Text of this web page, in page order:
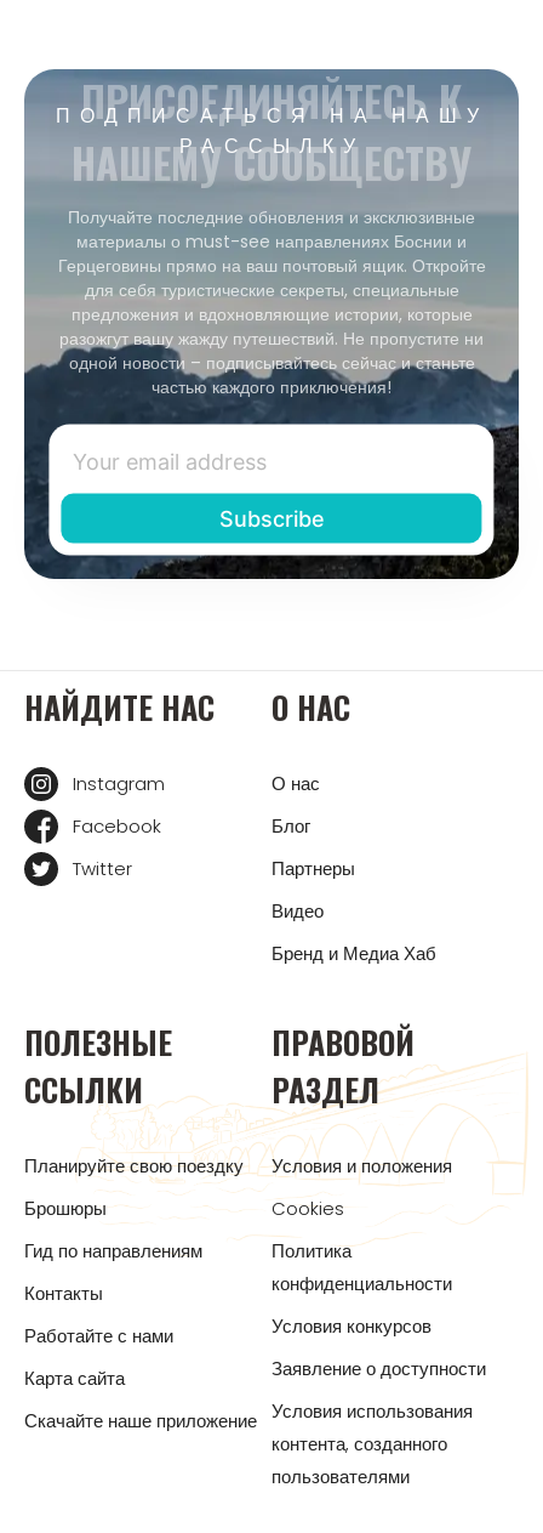
ПОДПИСАТЬСЯ НА НАШУ
РАССЫЛКУ
ПРИСОЕДИНЯЙТЕСЬ К
НАШЕМУ СООБЩЕСТВУ
Получайте последние обновления и эксклюзивные
материалы о must-see направлениях Боснии и
Герцеговины прямо на ваш почтовый ящик. Откройте
для себя туристические секреты, специальные
предложения и вдохновляющие истории, которые
разожгут вашу жажду путешествий. Не пропустите ни
одной новости – подписывайтесь сейчас и станьте
частью каждого приключения!
НАЙДИТЕ НАС
Instagram
Facebook
Twitter
О НАС
О нас
Блог
Партнеры
Видео
Бренд и Медиа Хаб
ПОЛЕЗНЫЕ
ССЫЛКИ
Планируйте свою поездку
Брошюры
Гид по направлениям
Контакты
Работайте с нами
Карта сайта
Скачайте наше приложение
ПРАВОВОЙ
РАЗДЕЛ
Условия и положения
Cookies
Политика
конфиденциальности
Условия конкурсов
Заявление о доступности
Условия использования
контента, созданного
пользователями